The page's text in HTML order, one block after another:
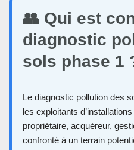
👥 Qui est
diagnostic
sols phase 1
Le diagnostic pollution des
les exploitants
propriétaire, acquéreur,
confronté à un terrain